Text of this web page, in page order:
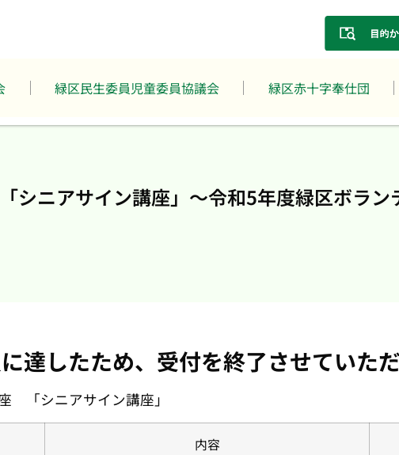
緑区民生委員児童委員協議会 緑区赤十字奉仕団
シニアサイン講座」～令和5年度緑区ボラン
達したため、受付を終了させていた
「シニアサイン講座」
内容